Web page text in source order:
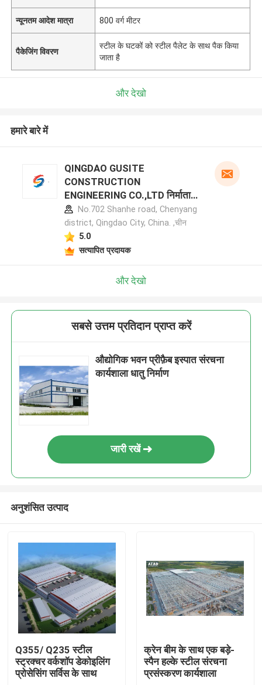
न्यूनतम आदेश मात्रा 800 वर्ग मीटर
पैकेजिंग विवरण
स्टील के घटकों को स्टील पैलेट के साथ पैक किया
जाता है
और देखो
हमारे बारे में
QINGDAO GUSITE
CONSTRUCTION
ENGINEERING CO.,LTD निर्माता
प्रोफ़ाइलNo.702 Shanhe road, Chenyang
district, Qingdao City, China. ,चीन
5.0
सत्यापित प्रदायक
और देखो
सबसे उत्तम प्रतिदान प्राप्त करें
औद्योगिक भवन प्रीफ़ैब इस्पात संरचना
कार्यशाला धातु निर्माण
जारी रखें
अनुशंसित उत्पाद
Q355/ Q235 स्टील
स्ट्रक्चर वर्कशॉप डेकोइलिंग
प्रोसेसिंग सर्विस के साथ
क्रेन बीम के साथ एक बड़े-
स्पैन हल्के स्टील संरचना
प्रसंस्करण कार्यशाला